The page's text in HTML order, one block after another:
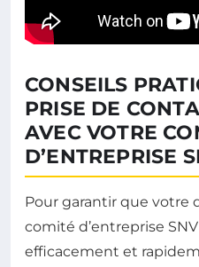
CONSEILS
PRISE DE
AVEC VOTRE
D’ENTREPRISE
Pour garantir que votre
comité d’entreprise
efficacement et